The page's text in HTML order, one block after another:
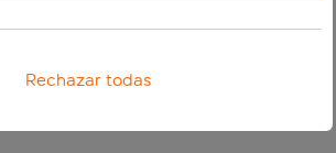
Rechazar todas